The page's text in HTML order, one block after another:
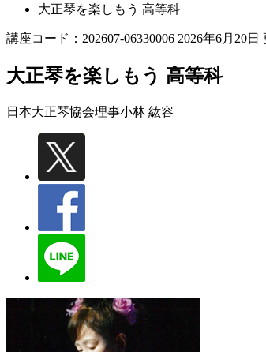
大正琴を楽しもう 高等科
講座コード：202607-06330006 2026年6月20日
大正琴を楽しもう 高等科
日本大正琴協会理事小林 紘容